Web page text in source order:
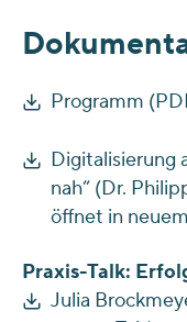
Programm
Digitalisierung
nah“ (Dr.
öffnet in
Praxis-Talk:
Julia